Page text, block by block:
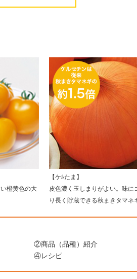
橙黄色の大
【ケﾙたま】
皮色濃く玉しまりがよい。味に
り長く貯蔵できる秋まきタマネ
②商品（品種）紹介
④レシピ